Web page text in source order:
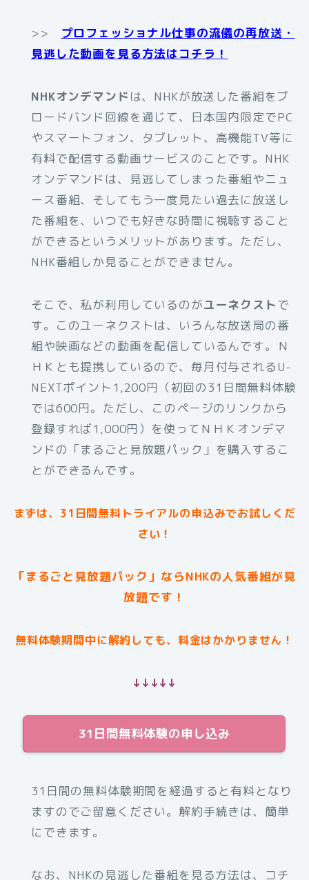
>> プロフェッショナル仕事の流儀の再放送・
見逃した動画を見る方法はコチラ！
NHKオンデマンド は、NHKが放送した番組をブ
ロードバンド回線を通じて、日本国内限定でPC
やスマートフォン、タブレット、高機能TV等に
有料で配信する動画サービスのことです。NHK
オンデマンドは、見逃してしまった番組やニュ
ース番組、そしてもう一度見たい過去に放送し
た番組を、いつでも好きな時間に視聴すること
ができるというメリットがあります。ただし、
NHK番組しか見ることができません。
そこで、私が利用しているのがユーネクストで
す。このユーネクストは、いろんな放送局の番
組や映画などの動画を配信しているんです。Ｎ
ＨＫとも提携しているので、毎月付与されるU-
NEXTポイント1,200円（初回の31日間無料体験
では600円。ただし、このページのリンクから
登録すれば1,000円）を使ってＮＨＫオンデマ
ンドの「まるごと見放題パック」を購入するこ
とができるんです。
まずは、31日間無料トライアルの申込みでお試しくだ
さい！
「まるごと見放題パック」ならNHKの人気番組が見
放題です！
無料体験期間中に解約しても、料金はかかりません！
↓↓↓↓↓
31日間無料体験の申し込み
31日間の無料体験期間を経過すると有料となり
ますのでご留意ください。解約手続きは、簡単
にできます。
なお、NHKの見逃した番組を見る方法は、コチ